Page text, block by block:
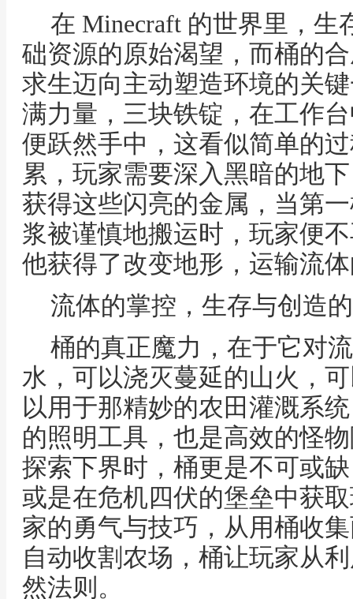
在 Minecraft 的世界里，
础资源的原始渴望，而桶的
求生迈向主动塑造环境的关
满力量，三块铁锭，在工作
便跃然手中，这看似简单的
累，玩家需要深入黑暗的地
获得这些闪亮的金属，当第
浆被谨慎地搬运时，玩家便
他获得了改变地形，运输流
流体的掌控，生存与创造
桶的真正魔力，在于它对
水，可以浇灭蔓延的山火，
以用于那精妙的农田灌溉系
的照明工具，也是高效的怪
探索下界时，桶更是不可或
或是在危机四伏的堡垒中获
家的勇气与技巧，从用桶收
自动收割农场，桶让玩家从
然法则。